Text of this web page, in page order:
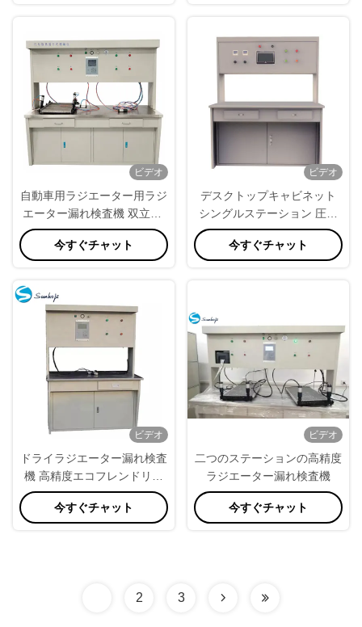
ビデオ
自動車用ラジエーター用ラジ
エーター漏れ検査機 双立駅,
高精度
今すぐチャット
ビデオ
デスクトップキャビネット
シングルステーション 圧力
衰退 漏れ テスト 工業精度 完
全な検査
今すぐチャット
ビデオ
ドライラジエーター漏れ検査
機 高精度エコフレンドリー
検出
今すぐチャット
ビデオ
二つのステーションの高精度
ラジエーター漏れ検査機
今すぐチャット
2 3